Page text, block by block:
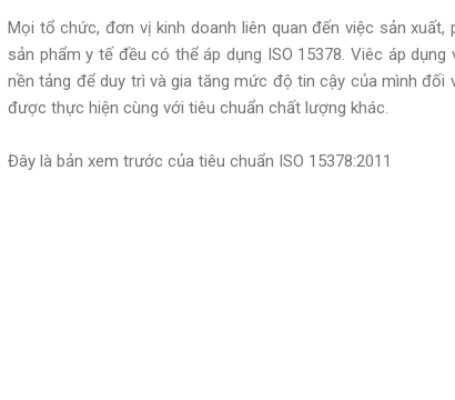
Mọi tổ chức, đơn vị kinh doanh liên quan đến việc sản
sản phẩm y tế đều có thể áp dụng ISO 15378. Viêc áp
nền tảng để duy trì và gia tăng mức độ tin cậy của mình
được thực hiện cùng với tiêu chuẩn chất lượng khác.
Đây là bản xem trước của tiêu chuẩn ISO 15378:2011